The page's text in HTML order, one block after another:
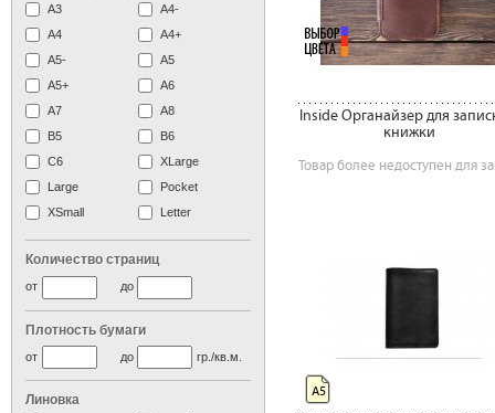
Inside Органайзер для
книжки
Товар более недоступен для
А5
А3
А4-
А4
A4+
А5-
А5
A5+
А6
А7
A8
B5
B6
C6
XLarge
Large
Pocket
XSmall
Letter
Количество страниц
до
от
Плотность бумаги
до
от гр./кв.м.
Линовка